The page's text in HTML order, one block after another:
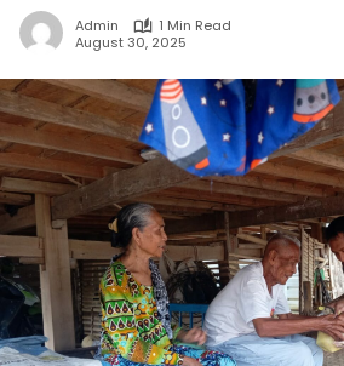
Admin
1 Min Read
August 30, 2025